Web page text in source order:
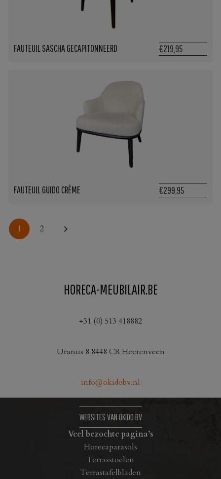
FAUTEUIL SASCHA GECAPITONNEERD €219,95
FAUTEUIL GUIDO CRÈME €299,95
1 2
HORECA-MEUBILAIR.BE
+31 (0) 513 418882
Uranus 8 8448 CR Heerenveen
info@okidobv.nl
WEBSITES VAN OKIDO BV
Veel bezochte pagina’s
Horecaparasols
Terrasstoelen
Terrastafelbladen